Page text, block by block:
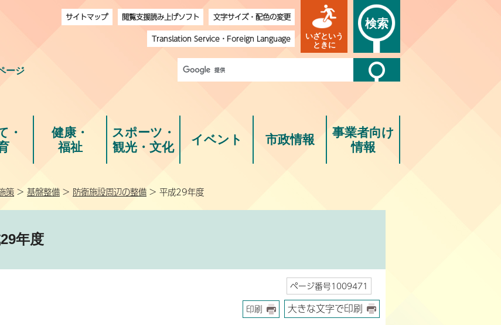
ージ
サイトマップ 閲覧支援読み上げソフト
文字サイズ・配色の変更
Translation Service・ Foreign Language
いざという
ときに
検索
・
健康・
福祉
スポーツ・
観光・文化
イベント 市政情報
事業者向け
情報
策 > 基盤整備 > 防衛施設周辺の整備 > 平成29年度
年度
ページ番号1009471
印刷
大きな文字で印刷